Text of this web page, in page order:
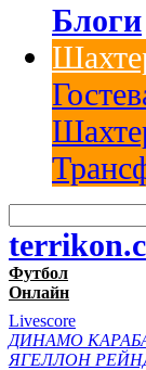
Блоги
Футбол
Онлайн
Livescore
ДИНАМО
ЯГЕЛЛОН